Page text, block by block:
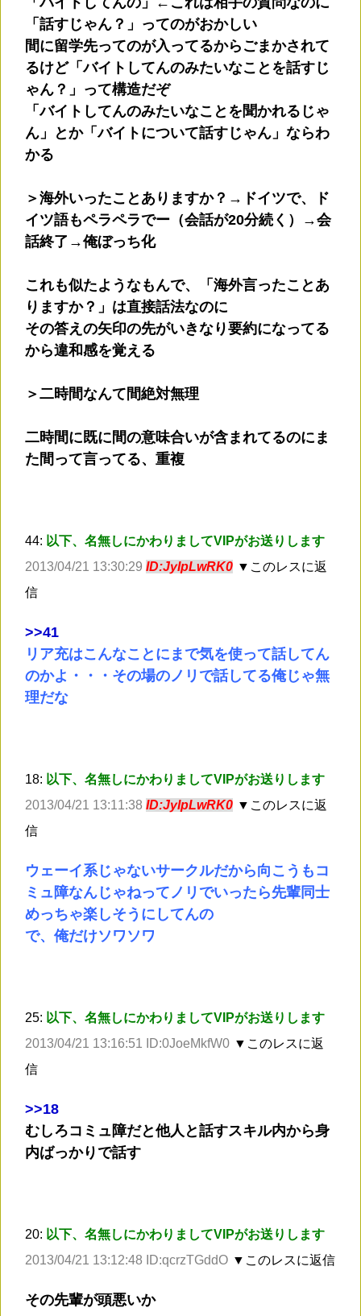
「話すじゃん？」ってのがおかしい
間に留学先ってのが入ってるからごまかされて
るけど「バイトしてんのみたいなことを話すじ
ゃん？」って構造だぞ
「バイトしてんのみたいなことを聞かれるじゃ
ん」とか「バイトについて話すじゃん」ならわ
かる
＞海外いったことありますか？→ドイツで、ド
イツ語もペラペラでー（会話が20分続く）→会
話終了→俺ぼっち化
これも似たようなもんで、「海外言ったことあ
りますか？」は直接話法なのに
その答えの矢印の先がいきなり要約になってる
から違和感を覚える
＞二時間なんて間絶対無理
二時間に既に間の意味合いが含まれてるのにま
た間って言ってる、重複
44: 以下、名無しにかわりましてVIPがお送りします
2013/04/21 13:30:29 ID:JyIpLwRK0 ▼このレスに返
信
>>41
リア充はこんなことにまで気を使って話してん
のかよ・・・その場のノリで話してる俺じゃ無
理だな
18: 以下、名無しにかわりましてVIPがお送りします
2013/04/21 13:11:38 ID:JyIpLwRK0 ▼このレスに返
信
ウェーイ系じゃないサークルだから向こうもコ
ミュ障なんじゃねってノリでいったら先輩同士
めっちゃ楽しそうにしてんの
で、俺だけソワソワ
25: 以下、名無しにかわりましてVIPがお送りします
2013/04/21 13:16:51 ID:0JoeMkfW0 ▼このレスに返
信
>>18
むしろコミュ障だと他人と話すスキル内から身
内ばっかりで話す
20: 以下、名無しにかわりましてVIPがお送りします
2013/04/21 13:12:48 ID:qcrzTGddO ▼このレスに返信
その先輩が頭悪いか